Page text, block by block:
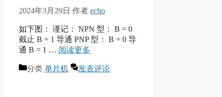
2024年3月29日 作者 echo
如下图： 谨记： NPN 型： B = 0
截止 B = 1 导通 PNP 型： B = 0 导
通 B = 1 … 阅读更多
分类 单片机 发表评论